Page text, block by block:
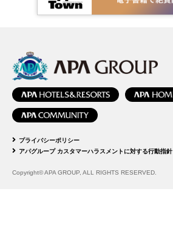
プライバシーポリシー
アパグループ カスタマーハラスメントに対する行動指針
Copyright© APA GROUP, ALL RIGHTS RESERVED.